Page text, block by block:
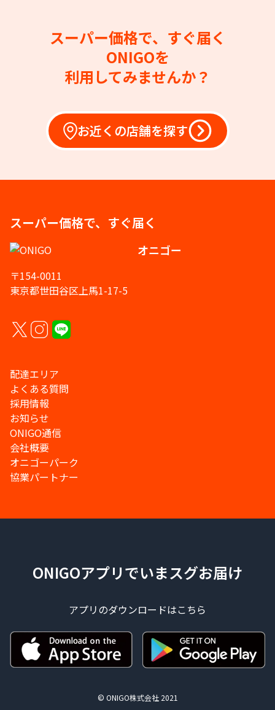
スーパー価格で、すぐ届く
ONIGOを
利用してみませんか？
お近くの店舗を探す
スーパー価格で、すぐ届く
オニゴー
〒154-0011
東京都世田谷区上馬1-17-5
配達エリア
よくある質問
採用情報
お知らせ
ONIGO通信
会社概要
オニゴーパーク
協業パートナー
ONIGOアプリでいまスグお届け
アプリのダウンロードはこちら
© ONIGO株式会社 2021